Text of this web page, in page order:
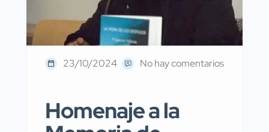
23/10/2024 No hay comentarios
Homenaje a la